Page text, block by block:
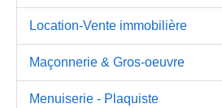
Location-Vente immobilière
Maçonnerie & Gros-oeuvre
Menuiserie - Plaquiste